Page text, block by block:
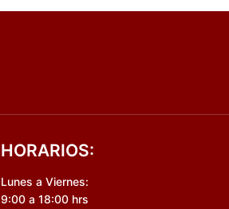
HORARIOS:
Lunes a Viernes:
9:00 a 18:00 hrs